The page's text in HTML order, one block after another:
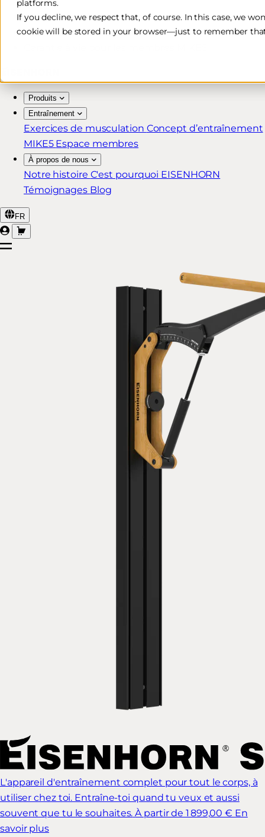
platforms.
If you decline, we respect that, of course. In this case, we
cookie will be stored in your browser—just to remember
Livraison rapide et gratuite*
Retour sous 30 jours
Produits
Entraînement
Exercices de musculation Concept d’entraînement
MIKE5 Espace membres
À propos de nous
Notre histoire C'est pourquoi EISENHORN
Témoignages Blog
FR
L'appareil d'entraînement complet pour tout le corps, à
utiliser chez toi. Entraîne-toi quand tu veux et aussi
souvent que tu le souhaites. À partir de 1 899,00 € En
savoir plus